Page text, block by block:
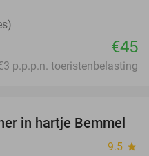
€45
p.p.p.n. toeristenbelasting
38%
in hartje Bemmel
9.5 star